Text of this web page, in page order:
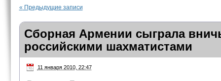
« Предыдущие записи
Сборная Армении сыграла
российскими шахматистами
11 января 2010, 22:47